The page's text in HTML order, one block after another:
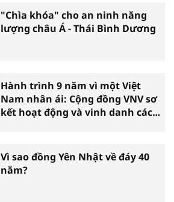
"Chìa khóa" cho an ninh năng
lượng châu Á - Thái Bình Dương
Hành trình 9 năm vì một Việt
Nam nhân ái: Cộng đồng VNV sơ
kết hoạt động và vinh danh các
Vì sao đồng Yên Nhật về đáy 40
năm?